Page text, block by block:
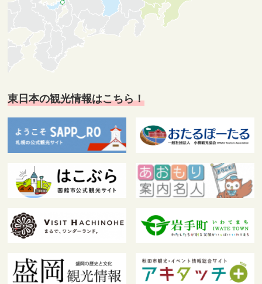
東日本の観光情報はこちら！